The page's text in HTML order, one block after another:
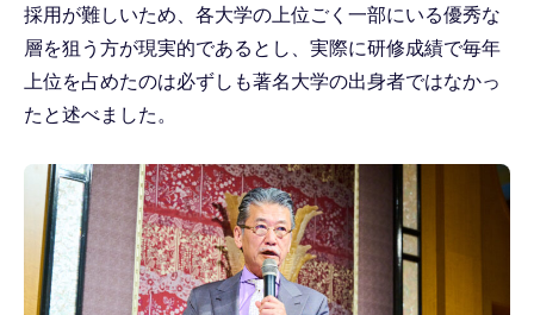
採用が難しいため、各大学の上位ごく一部にいる優秀な
層を狙う方が現実的であるとし、実際に研修成績で毎年
上位を占めたのは必ずしも著名大学の出身者ではなかっ
たと述べました。